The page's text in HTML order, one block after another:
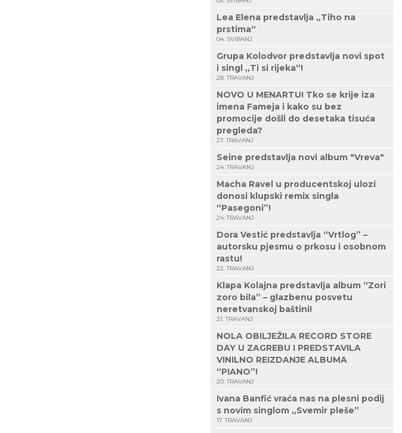
Lea Elena predstavlja „Tiho na
prstima“
04. SVIBANJ
Grupa Kolodvor predstavlja novi spot
i singl „Ti si rijeka“!
28. TRAVANJ
NOVO U MENARTU! Tko se krije iza
imena Fameja i kako su bez
promocije došli do desetaka tisuća
pregleda?
27. TRAVANJ
Seine predstavlja novi album "Vreva"
24. TRAVANJ
Macha Ravel u producentskoj ulozi
donosi klupski remix singla
“Pasegoni”!
24. TRAVANJ
Dora Vestić predstavlja “Vrtlog” –
autorsku pjesmu o prkosu i osobnom
rastu!
22. TRAVANJ
Klapa Kolajna predstavlja album “Zori
zoro bila” – glazbenu posvetu
neretvanskoj baštini!
21. TRAVANJ
NOLA OBILJEŽILA RECORD STORE
DAY U ZAGREBU I PREDSTAVILA
VINILNO REIZDANJE ALBUMA
“PIANO”!
20. TRAVANJ
Ivana Banfić vraća nas na plesni podij
s novim singlom „Svemir pleše”
17. TRAVANJ